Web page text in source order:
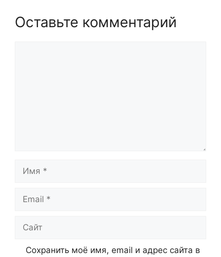
Оставьте комментарий
Имя
Email
Сайт
Сохранить моё имя, email и адрес сайта в